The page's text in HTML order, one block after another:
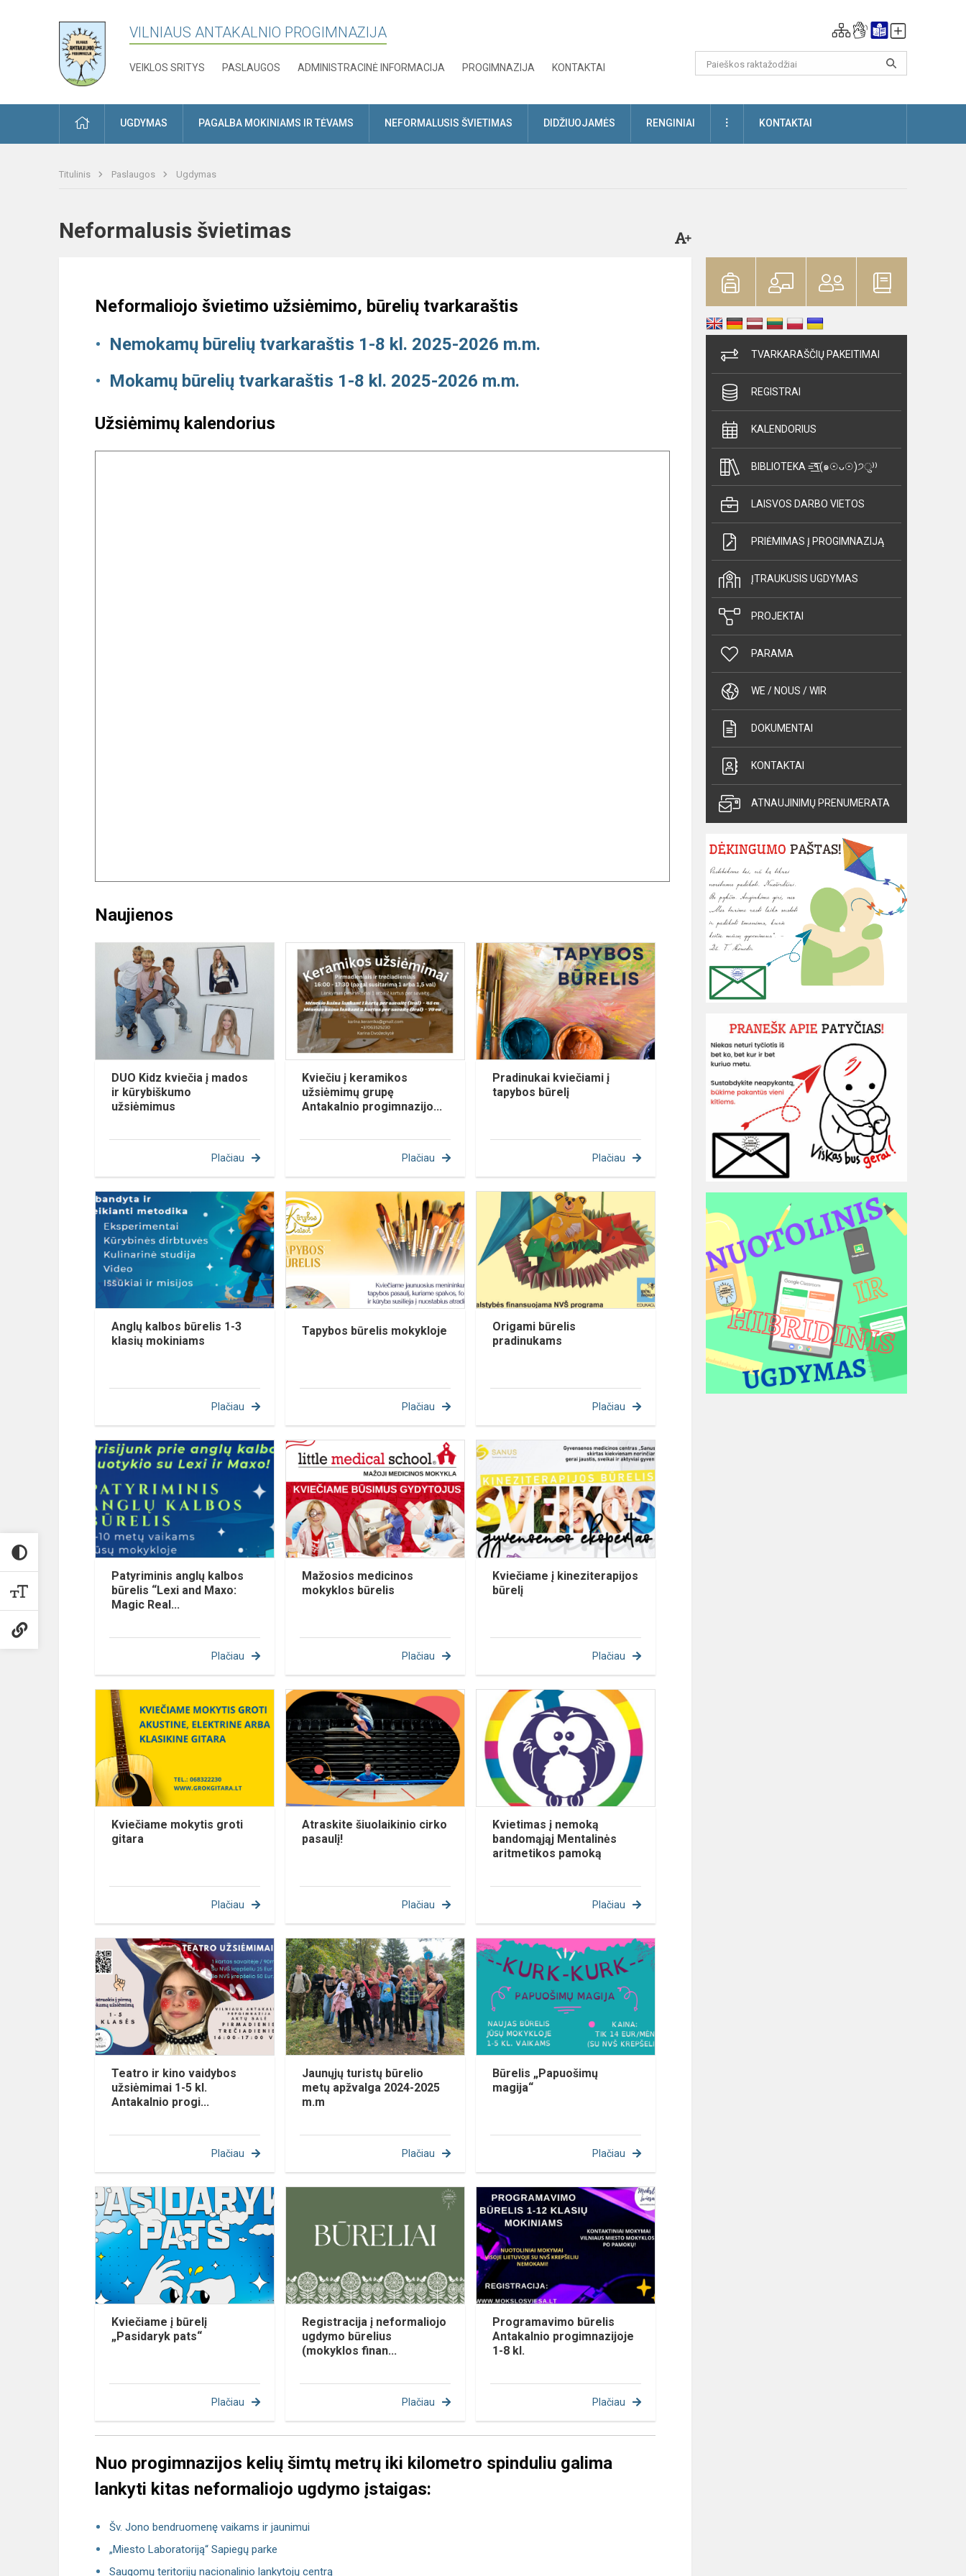
VILNIAUS ANTAKALNIO PROGIMNAZIJA
VEIKLOS SRITYS PASLAUGOS ADMINISTRACINĖ INFORMACIJA PROGIMNAZIJA KONTAKTAI
PRADŽIAUGDYMAS PAGALBA MOKINIAMS IR TĖVAMS NEFORMALUSIS ŠVIETIMAS DIDŽIUOJAMĖS RENGINIAI DAUGIAUKONTAKTAI
Titulinis Paslaugos Ugdymas
Neformalusis švietimas
Neformaliojo švietimo užsiėmimo, būrelių tvarkaraštis
Nemokamų būrelių tvarkaraštis 1-8 kl. 2025-2026 m.m.
Mokamų būrelių tvarkaraštis 1-8 kl. 2025-2026 m.m.
Užsiėmimų kalendorius
Naujienos
DUO Kidz kviečia į mados
ir kūrybiškumo
užsiėmimus
Plačiau
Kviečiu į keramikos
užsiėmimų grupę
Antakalnio progimnazijo...
Plačiau
Pradinukai kviečiami į
tapybos būrelį
Plačiau
Anglų kalbos būrelis 1-3
klasių mokiniams
Plačiau
Tapybos būrelis mokykloje
Plačiau
Origami būrelis
pradinukams
Plačiau
Patyriminis anglų kalbos
būrelis “Lexi and Maxo:
Magic Real...
Plačiau
Mažosios medicinos
mokyklos būrelis
Plačiau
Kviečiame į kineziterapijos
būrelį
Plačiau
Kviečiame mokytis groti
gitara
Plačiau
Atraskite šiuolaikinio cirko
pasaulį!
Plačiau
Kvietimas į nemoką
bandomąjąj Mentalinės
aritmetikos pamoką
Plačiau
Teatro ir kino vaidybos
užsiėmimai 1-5 kl.
Antakalnio progi...
Plačiau
Jaunųjų turistų būrelio
metų apžvalga 2024-2025
m.m
Plačiau
Būrelis „Papuošimų
magija“
Plačiau
Kviečiame į būrelį
„Pasidaryk pats“
Plačiau
Registracija į neformaliojo
ugdymo būrelius
(mokyklos finan...
Plačiau
Programavimo būrelis
Antakalnio progimnazijoje
1-8 kl.
Plačiau
Nuo progimnazijos kelių šimtų metrų iki kilometro spinduliu galima
lankyti kitas neformaliojo ugdymo įstaigas:
Šv. Jono bendruomenę vaikams ir jaunimui
„Miesto Laboratoriją“ Sapiegų parke
Saugomų teritorijų nacionalinio lankytojų centrą
TVARKARAŠČIŲ PAKEITIMAI
REGISTRAI
KALENDORIUS
BIBLIOTEKA =͟͟͞͞٩(๑☉ᴗ☉)੭ु⁾⁾
LAISVOS DARBO VIETOS
PRIĖMIMAS Į PROGIMNAZIJĄ
ĮTRAUKUSIS UGDYMAS
PROJEKTAI
PARAMA
WE / NOUS / WIR
DOKUMENTAI
KONTAKTAI
ATNAUJINIMŲ PRENUMERATA